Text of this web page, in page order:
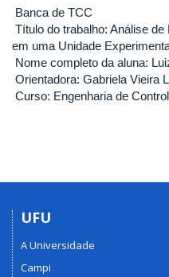
Banca de TCC
Título do trabalho: Análise
em uma Unidade
Nome completo da aluna:
Orientadora: Gabriela Vieira
Curso: Engenharia de
UFU
A Universidade
Campi